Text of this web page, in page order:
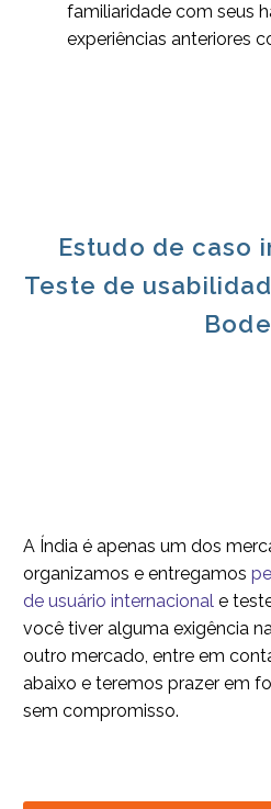
familiaridade com seus
experiências anteriores
Estudo de caso
Teste de
A Índia é apenas um dos
organizamos e entregamos
de usuário internacional e
você tiver alguma exigência
outro mercado, entre em
abaixo e teremos prazer em
sem compromisso.